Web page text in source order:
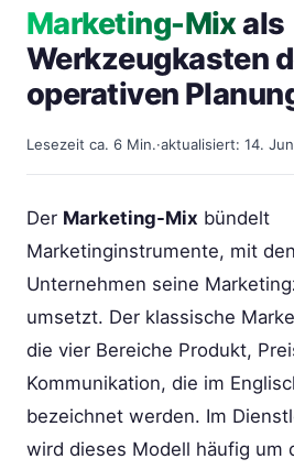
Marketing-Mixals
Werkzeugkasten
operativen
Lesezeit ca. 6 Min.·aktualisiert: 14.
Der Marketing-Mix bündelt
Marketinginstrumente, mit
Unternehmen seine
umsetzt. Der klassische
die vier Bereiche Produkt,
Kommunikation, die im
bezeichnet werden. Im
wird dieses Modell häufig um